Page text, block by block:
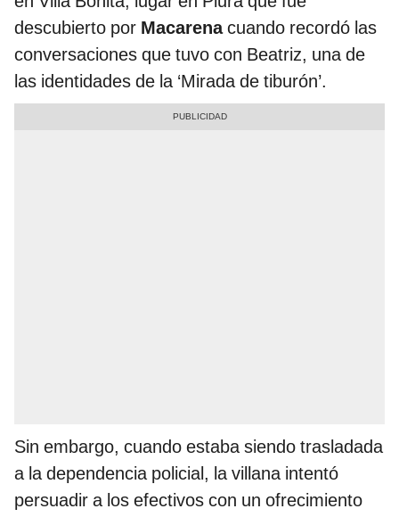
descubierto por Macarenacuando recordó las
conversaciones que tuvo con Beatriz, una de
las identidades de la ‘Mirada de tiburón’.
Sin embargo, cuando estaba siendo trasladada
a la dependencia policial, la villana intentó
persuadir a los efectivos con un ofrecimiento